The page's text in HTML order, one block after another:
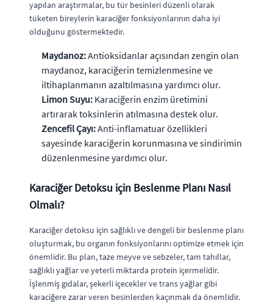
yapılan araştırmalar, bu tür besinleri düzenli olarak
tüketen bireylerin karaciğer fonksiyonlarının daha iyi
olduğunu göstermektedir.
Maydanoz:Antioksidanlar açısından zengin olan
maydanoz, karaciğerin temizlenmesine ve
iltihaplanmanın azaltılmasına yardımcı olur.
Limon Suyu: Karaciğerin enzim üretimini
artırarak toksinlerin atılmasına destek olur.
Zencefil Çayı:Anti-inflamatuar özellikleri
sayesinde karaciğerin korunmasına ve sindirimin
düzenlenmesine yardımcı olur.
Karaciğer Detoksu için Beslenme Planı Nasıl
Olmalı?
Karaciğer detoksu için sağlıklı ve dengeli bir beslenme planı
oluşturmak, bu organın fonksiyonlarını optimize etmek için
önemlidir. Bu plan, taze meyve ve sebzeler, tam tahıllar,
sağlıklı yağlar ve yeterli miktarda protein içermelidir.
İşlenmiş gıdalar, şekerli içecekler ve trans yağlar gibi
karaciğere zarar veren besinlerden kaçınmak da önemlidir.